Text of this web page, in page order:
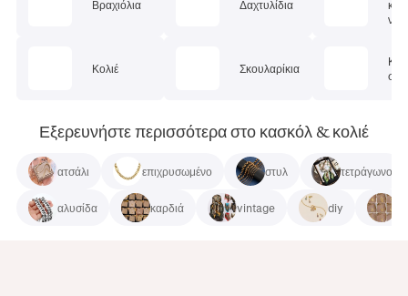
Βραχιόλια
Κολιέ
Δαχτυλίδια
Σκουλαρίκια
ν
Εξερευνήστε περισσότερα στο κασκόλ & κολιέ
ατσάλι επιχρυσωμένο στυλ τετράγωνο
αλυσίδα καρδιά vintage diy